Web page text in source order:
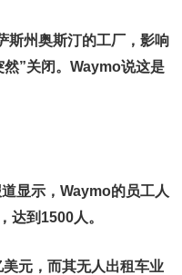
斯州奥斯汀的工厂，影响
”关闭。Waymo说这是
显示，Waymo的员工人
达到1500人。
元，而其无人出租车业